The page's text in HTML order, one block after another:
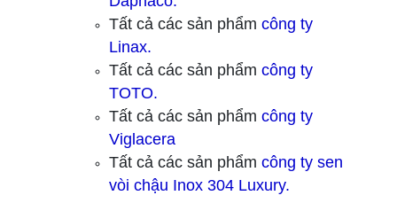
Tất cả các sản phẩm công ty
Linax.
Tất cả các sản phẩm công ty
TOTO.
Tất cả các sản phẩm công ty
Viglacera
Tất cả các sản phẩm công ty sen
vòi chậu Inox 304 Luxury.